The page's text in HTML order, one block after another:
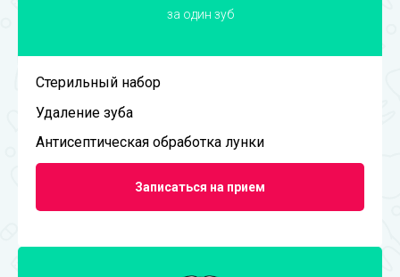
за один зуб
Стерильный набор
Удаление зуба
Антисептическая обработка лунки
Записаться на прием